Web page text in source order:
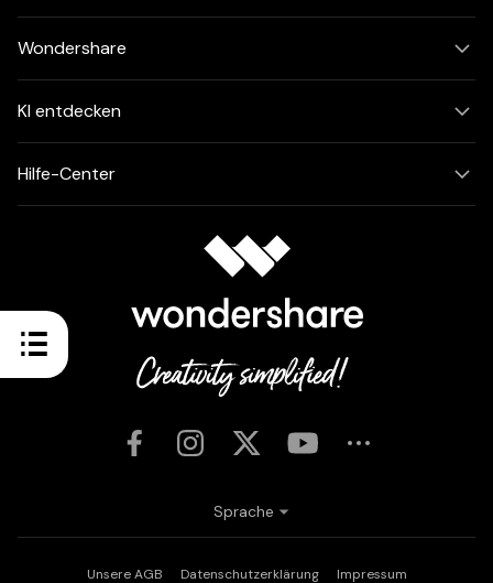
Wondershare
KI entdecken
Hilfe-Center
Unsere AGB Datenschutzerklärung Impressum
Sprache